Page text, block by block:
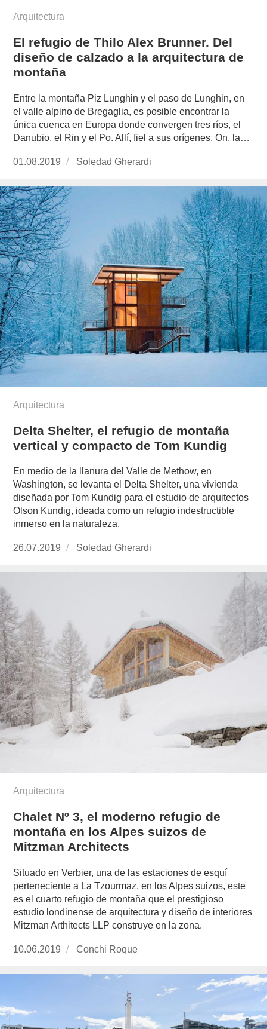
Arquitectura
El refugio de Thilo Alex Brunner. Del
diseño de calzado a la arquitectura de
montaña
Entre la montaña Piz Lunghin y el paso de Lunghin, en
el valle alpino de Bregaglia, es posible encontrar la
única cuenca en Europa donde convergen tres ríos, el
Danubio, el Rin y el Po. Allí, fiel a sus orígenes, On, la…
Publicado
01.08.2019
https://www.experimenta.es/author/soledad-
Soledad Gherardi
Arquitectura
Delta Shelter, el refugio de montaña
vertical y compacto de Tom Kundig
En medio de la llanura del Valle de Methow, en
Washington, se levanta el Delta Shelter, una vivienda
diseñada por Tom Kundig para el estudio de arquitectos
Olson Kundig, ideada como un refugio indestructible
inmerso en la naturaleza.
Publicado
26.07.2019
https://www.experimenta.es/author/soledad-
Soledad Gherardi
Arquitectura
Chalet Nº 3, el moderno refugio de
montaña en los Alpes suizos de
Mitzman Architects
Situado en Verbier, una de las estaciones de esquí
perteneciente a La Tzourmaz, en los Alpes suizos, este
es el cuarto refugio de montaña que el prestigioso
estudio londinense de arquitectura y diseño de interiores
Mitzman Arthitects LLP construye en la zona.
Publicado
10.06.2019
https://www.experimenta.es/author/conchi-
Conchi Roque